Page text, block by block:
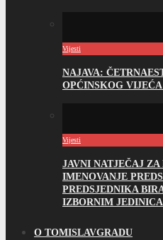
Vijesti
NAJAVA:
OPĆINSKOG
Vijesti
JAVNI NATJEČAJ
IMENOVANJE
PREDSJEDNIKA
IZBORNIM
O TOMISLAVGRADU